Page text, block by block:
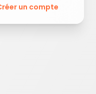
un compte